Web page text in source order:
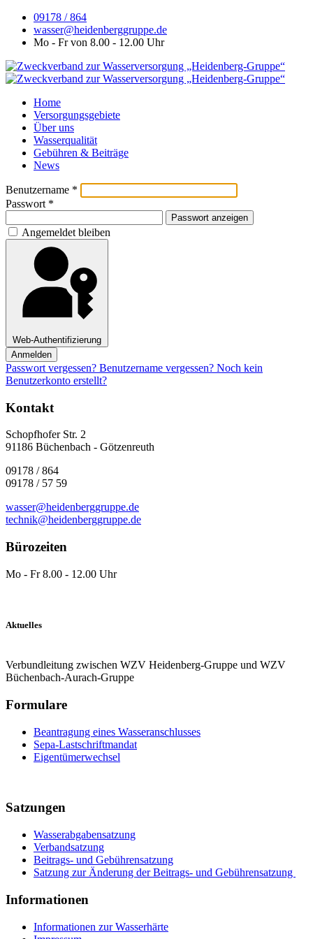
09178 / 864
wasser@heidenberggruppe.de
Mo - Fr von 8.00 - 12.00 Uhr
Home
Versorgungsgebiete
Über uns
Wasserqualität
Gebühren & Beiträge
News
Benutzername *
Passwort *
Passwort anzeigen
Angemeldet bleiben
Web-Authentifizierung
Anmelden
Passwort vergessen? Benutzername vergessen? Noch kein
Benutzerkonto erstellt?
Kontakt
Schopfhofer Str. 2
91186 Büchenbach - Götzenreuth
09178 / 864
09178 / 57 59
wasser@heidenberggruppe.de
technik@heidenberggruppe.de
Bürozeiten
Mo - Fr 8.00 - 12.00 Uhr
Aktuelles
Verbundleitung zwischen WZV Heidenberg-Gruppe und WZV
Büchenbach-Aurach-Gruppe
Formulare
Beantragung eines Wasseranschlusses
Sepa-Lastschriftmandat
Eigentümerwechsel
Satzungen
Wasserabgabensatzung
Verbandsatzung
Beitrags- und Gebührensatzung
Satzung zur Änderung der Beitrags- und Gebührensatzung
Informationen
Informationen zur Wasserhärte